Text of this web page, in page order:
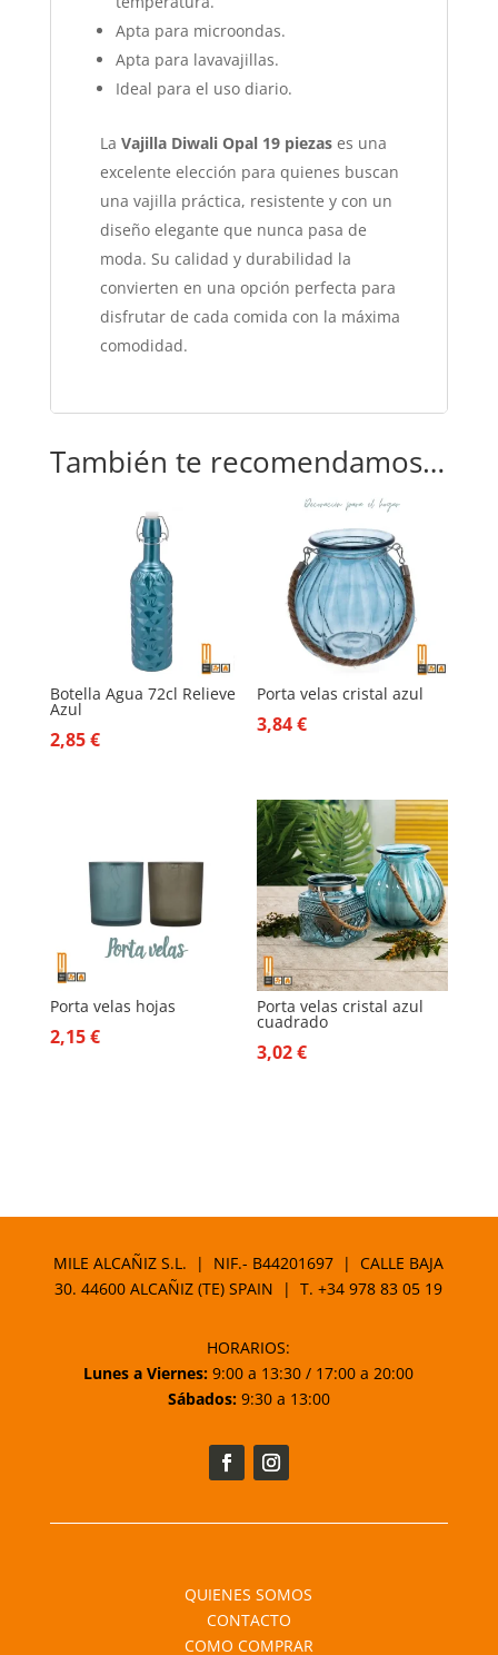
Apta para microondas.
Apta para lavavajillas.
Ideal para el uso diario.
La Vajilla Diwali Opal 19 piezases una
excelente elección para quienes buscan
una vajilla práctica, resistente y con un
diseño elegante que nunca pasa de
moda. Su calidad y durabilidad la
convierten en una opción perfecta para
disfrutar de cada comida con la máxima
comodidad.
También te recomendamos…
Botella Agua 72cl Relieve
Azul
2,85€
Porta velas cristal azul
3,84€
Porta velas hojas
2,15€
Porta velas cristal azul
cuadrado
3,02€
MILE ALCAÑIZ S.L. | NIF.- B44201697 | CALLE BAJA
30. 44600 ALCAÑIZ (TE) SPAIN | T.+34 978 83 05 19
HORARIOS:
Lunes a Viernes: 9:00 a 13:30 / 17:00 a 20:00
Sábados:9:30 a 13:00
QUIENES SOMOS
CONTACTO
COMO COMPRAR